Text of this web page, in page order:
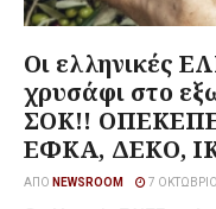
Οι ελληνικές
χρυσάφι στο
ΣΟΚ!!
ΕΦΚΑ, ΔΕΚΟ,
ΑΠΌ NEWSROOM 7